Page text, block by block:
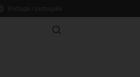
Search